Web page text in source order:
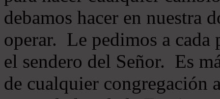
debamos hacer en nuestra
operar. Le pedimos a cada
el sendero del Señor. Es
de cualquier congregación